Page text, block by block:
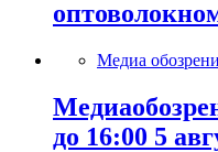
Медиа
до 16:00 5